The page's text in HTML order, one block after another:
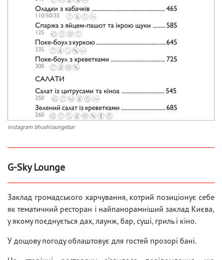
instagram bhushloungebar
G-Sky Lounge
Заклад громадського харчування, котрий позиціонує себе
як тематичний ресторан і найпанорамніший заклад Києва,
у якому поєднується дах, лаунж, бар, суші, гриль і кіно.
У дощову погоду облаштовує для гостей прозорі бані.